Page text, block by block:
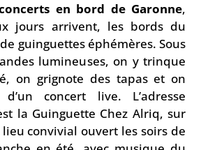
en bord de Garonne,
jours arrivent, les bords du
guinguettes éphémères. Sous
lumineuses, on y trinque
on grignote des tapas et on
concert live. L’adresse
la Guinguette Chez Alriq, sur
convivial ouvert les soirs de